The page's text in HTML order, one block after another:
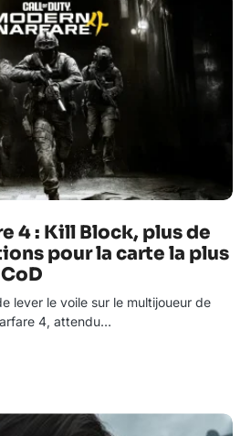
4 : Kill Block, plus de
pour la carte la plus
lever le voile sur le multijoueur de
4, attendu…